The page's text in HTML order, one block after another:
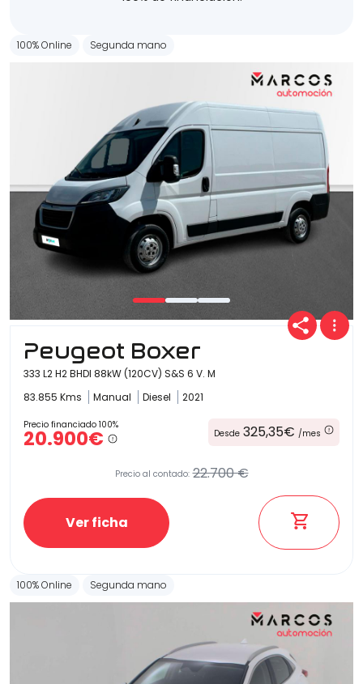
100% Online Segunda mano
Peugeot Boxer
333 L2 H2 BHDI 88kW (120CV) S&S 6 V. M
83.855 Kms
Manual Diesel 2021
Precio financiado 100%
20.900€ Desde 325,35€ /mes
Precio al contado: 22.700 €
Ver ficha
100% Online Segunda mano